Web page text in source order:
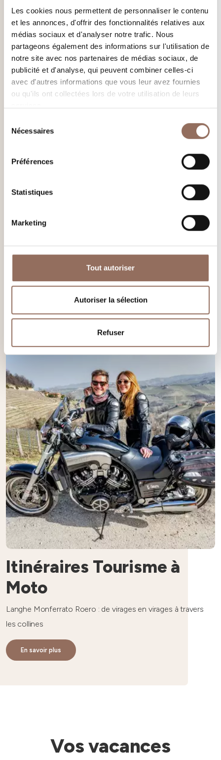
Les cookies nous permettent de personnaliser le contenu
et les annonces, d'offrir des fonctionnalités relatives aux
médias sociaux et d'analyser notre trafic. Nous
partageons également des informations sur l'utilisation de
notre site avec nos partenaires de médias sociaux, de
publicité et d'analyse, qui peuvent combiner celles-ci
avec d'autres informations que vous leur avez fournies
ou qu'ils ont collectées lors de votre utilisation de leurs
Nécessaires
Préférences
Statistiques
Marketing
Tout autoriser
Autoriser la sélection
Refuser
Randonnées
Un territoire à découvrir à pied. Tourisme Slow à travers les
collines des Langhe Monferrato Roero
Itinéraires Tourisme à
Moto
Langhe Monferrato Roero : de virages en virages à travers
les collines
En savoir plus
Vos vacances